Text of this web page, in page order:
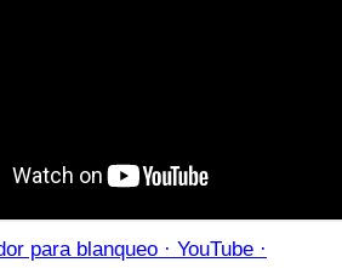
para blanqueo · YouTube ·